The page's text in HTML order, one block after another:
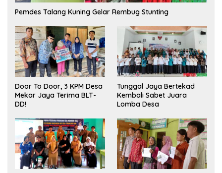
Pemdes Talang Kuning Gelar Rembug Stunting
Door To Door, 3 KPM Desa
Mekar Jaya Terima BLT-
DD!
Tunggal Jaya Bertekad
Kembali Sabet Juara
Lomba Desa